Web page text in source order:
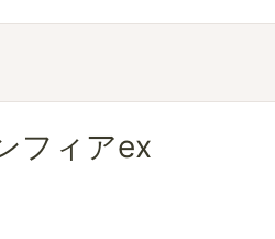
フィアex